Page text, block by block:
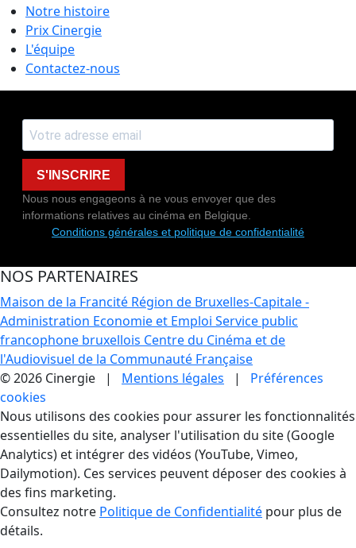
Notre histoire
Prix Cinergie
L'équipe
Contactez-nous
S'INSCRIRE
Nous nous engageons à ne vous envoyer que des
informations relatives au cinéma en Belgique.
Conditions générales et politique de confidentialité
NOS PARTENAIRES
Maison de la Francité Région de Bruxelles-Capitale -
Administration Economie et Emploi Service public
francophone bruxellois Centre du Cinéma et de
l'Audiovisuel de la Communauté Française
© 2026 Cinergie | Mentions légales | Préférences
cookies
Gestion des Cookies
Nous utilisons des cookies pour assurer les fonctionnalités
essentielles du site, analyser l'utilisation du site (Google
Analytics) et intégrer des vidéos (YouTube, Vimeo,
Dailymotion). Ces services peuvent déposer des cookies à
des fins marketing.
Consultez notre Politique de Confidentialité pour plus de
détails.